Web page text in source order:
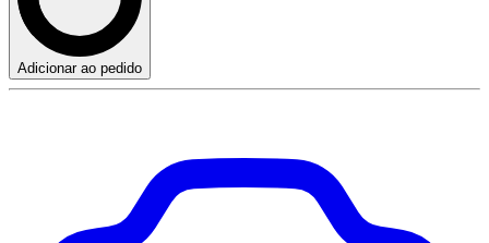
Adicionar ao pedido